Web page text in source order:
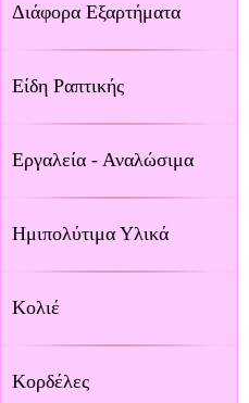
Διάφορα Εξαρτήματα
Είδη Ραπτικής
Εργαλεία - Αναλώσιμα
Ημιπολύτιμα Υλικά
Κολιέ
Κορδέλες